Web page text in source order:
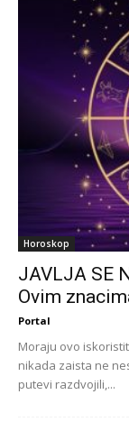
Horoskop
JAVLJA SE
Ovim
Portal
Moraju ovo
nikada zaista ne
putevi razdvojili,...